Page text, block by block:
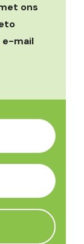
ons
e-mail